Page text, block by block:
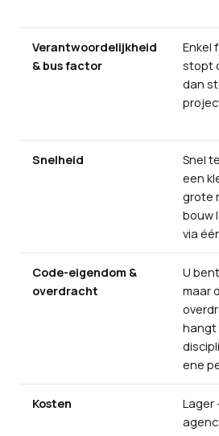
Verantwoordelijkheid
& bus factor
Enkel
stopt
dan
Snelheid
Snel
een
grote
bouw
via
Code-eigendom &
overdracht
U
maar
hangt
ene
Kosten
Lager